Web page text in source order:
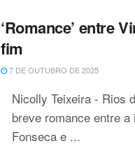
‘Romance’ entre
fim
7 DE OUTUBRO DE 2025
Nicolly Teixeira - Rios
breve romance entre
Fonseca e ...